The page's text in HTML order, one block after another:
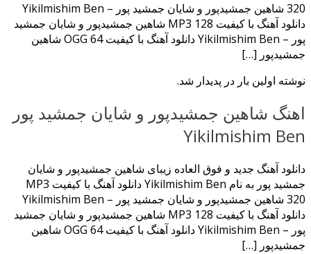
320 شاهین جمشیدپور و شایان جمشید پور – Yikilmishim Ben
دانلود آهنگ با کیفیت MP3 128 شاهین جمشیدپور و شایان جمشید
پور – Yikilmishim Ben دانلود آهنگ با کیفیت OGG 64 شاهین
جمشیدپور […]
نوشته اولین بار در پدیدار شد.
اهنگ شاهین جمشیدپور و شایان جمشید پور
Yikilmishim Ben
دانلود آهنگ جدید و فوق العاده زیبای شاهین جمشیدپور و شایان
جمشید پور به نام Yikilmishim Ben دانلود آهنگ با کیفیت MP3
320 شاهین جمشیدپور و شایان جمشید پور – Yikilmishim Ben
دانلود آهنگ با کیفیت MP3 128 شاهین جمشیدپور و شایان جمشید
پور – Yikilmishim Ben دانلود آهنگ با کیفیت OGG 64 شاهین
جمشیدپور […]